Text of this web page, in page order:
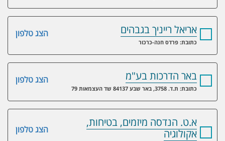
הצג טלפון אריאל רייניך בגבהים
כתובת: פרדס חנה-כרכור
הצג טלפון באר הדרכות בע"מ
כתובת: ת.ד. 3758, באר שבע 84137 שד העצמאות 79
הצג טלפון
א.ט. הנדסה מיזמים, בטיחות,
אקולוגיה